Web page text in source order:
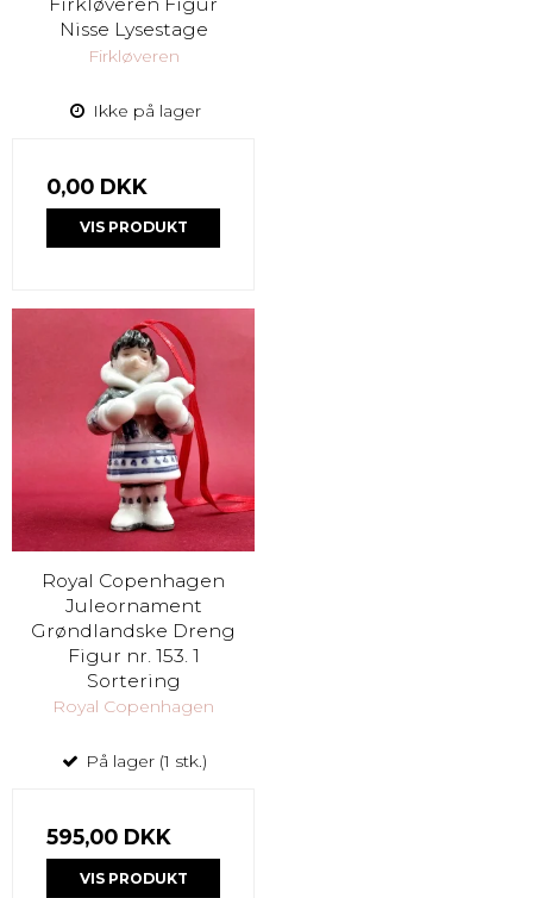
Firkløveren Figur
Nisse Lysestage
Firkløveren
Ikke på lager
0,00 DKK
VIS PRODUKT
Royal Copenhagen
Juleornament
Grøndlandske Dreng
Figur nr. 153. 1
Sortering
Royal Copenhagen
På lager (1 stk.)
595,00 DKK
VIS PRODUKT